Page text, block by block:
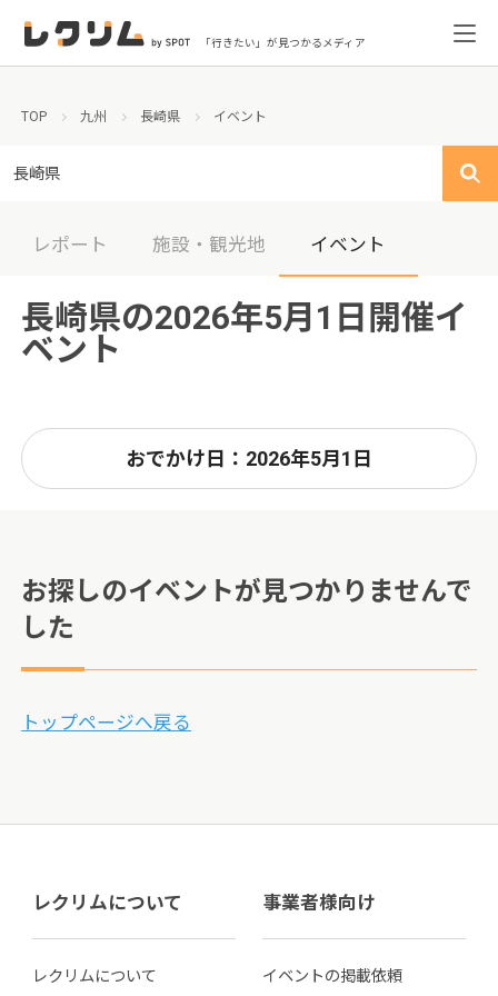
「行きたい」が見つかるメディア
TOP 九州 長崎県 イベント
長崎県
レポート 施設・観光地 イベント
長崎県の2026年5月1日開催イ
ベント
おでかけ日：2026年5月1日
お探しのイベントが見つかりませんで
した
トップページへ戻る
レクリムについて
レクリムについて
事業者様向け
イベントの掲載依頼